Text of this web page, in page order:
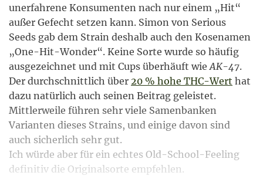
unerfahrene Konsumenten nach nur einem „Hit“
außer Gefecht setzen kann. Simon von Serious
Seeds gab dem Strain deshalb auch den Kosenamen
„One-Hit-Wonder“. Keine Sorte wurde so häufig
ausgezeichnet und mit Cups überhäuft wieAK-47.
Der durchschnittlich über 20 % hohe THC-Wert hat
dazu natürlich auch seinen Beitrag geleistet.
Mittlerweile führen sehr viele Samenbanken
Varianten dieses Strains, und einige davon sind
auch sicherlich sehr gut.
Ich würde aber für ein echtes Old-School-Feeling
definitiv die Originalsorte empfehlen.